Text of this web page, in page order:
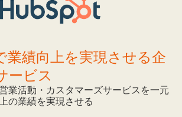
業績向上を実現させる企
ービス
業活動・カスタマーズサービスを一元
の業績を実現させる